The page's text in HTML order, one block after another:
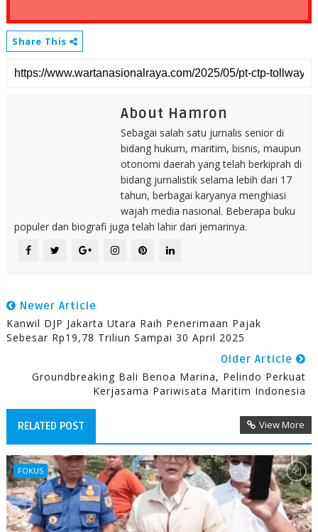
Share This
About Hamron
Sebagai salah satu jurnalis senior di
bidang hukum, maritim, bisnis, maupun
otonomi daerah yang telah berkiprah di
bidang jurnalistik selama lebih dari 17
tahun, berbagai karyanya menghiasi
wajah media nasional. Beberapa buku
populer dan biografi juga telah lahir dari jemarinya.
Newer Article
Kanwil DJP Jakarta Utara Raih Penerimaan Pajak
Sebesar Rp19,78 Triliun Sampai 30 April 2025
Older Article
Groundbreaking Bali Benoa Marina, Pelindo Perkuat
Kerjasama Pariwisata Maritim Indonesia
RELATED POST View More
FOKUS